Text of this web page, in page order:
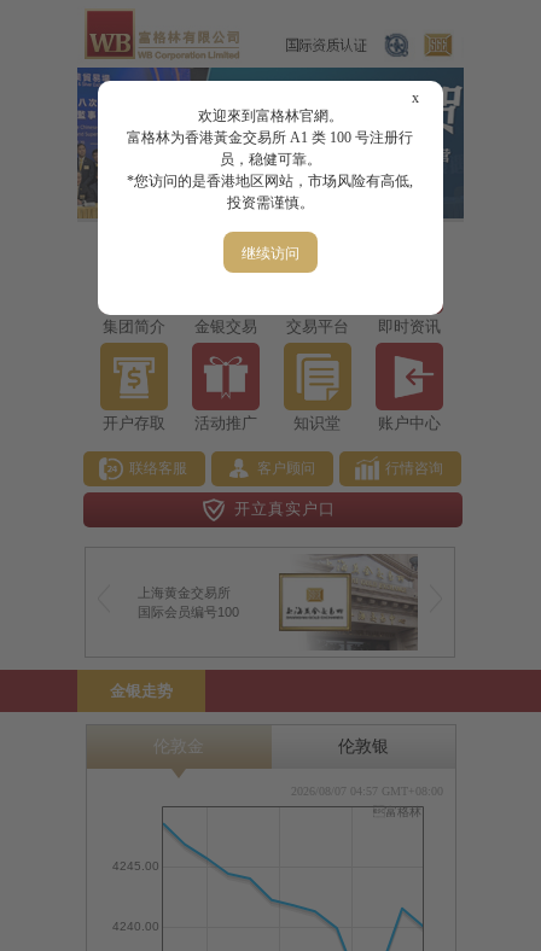
x
欢迎來到富格林官網。
富格林为香港黃金交易所 A1 类 100 号注册行
员，稳健可靠。
*您访问的是香港地区网站，市场风险有高低,
投资需谨慎。
继续访问
集团简介 金银交易 交易平台 即时资讯
开户存取 活动推广 知识堂 账户中心
联络客服 客户顾问 行情咨询
开立真实户口
上海黄金交易所
国际会员编号100
金银走势